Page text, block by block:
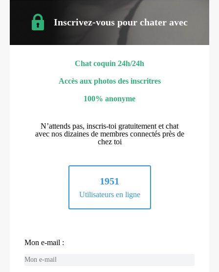
Inscrivez-vous pour chater avec
Chat coquin 24h/24h
Accès aux photos des inscritres
100% anonyme
N’attends pas, inscris-toi gratuitement et chat
avec nos dizaines de membres connectés près de
chez toi
1951
Utilisateurs en ligne
Mon e-mail :